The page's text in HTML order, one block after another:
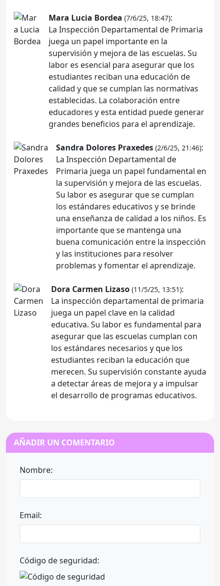
Mara Lucia Bordea (7/6/25, 18:47):
La Inspección Departamental de Primaria
juega un papel importante en la
supervisión y mejora de las escuelas. Su
labor es esencial para asegurar que los
estudiantes reciban una educación de
calidad y que se cumplan las normativas
establecidas. La colaboración entre
educadores y esta entidad puede generar
grandes beneficios para el aprendizaje.
Sandra Dolores Praxedes (2/6/25, 21:46):
La Inspección Departamental de
Primaria juega un papel fundamental en
la supervisión y mejora de las escuelas.
Su labor es asegurar que se cumplan
los estándares educativos y se brinde
una enseñanza de calidad a los niños. Es
importante que se mantenga una
buena comunicación entre la inspección
y las instituciones para resolver
problemas y fomentar el aprendizaje.
Dora Carmen Lizaso (11/5/25, 13:51):
La inspección departamental de primaria
juega un papel clave en la calidad
educativa. Su labor es fundamental para
asegurar que las escuelas cumplan con
los estándares necesarios y que los
estudiantes reciban la educación que
merecen. Su supervisión constante ayuda
a detectar áreas de mejora y a impulsar
el desarrollo de programas educativos.
AÑADIR UN COMENTARIO
Nombre:
Email:
Código de seguridad: